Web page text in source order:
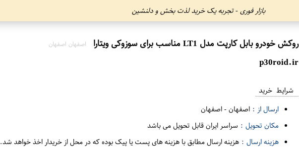
بازار فوری - تجربه یک خرید لذت بخش و دلنشین
روکش خودرو بابل کارپت مدل LT1 مناسب برای سوزوکی ویتارا اصفهان اصفهان
p30roid.ir
شرایط خرید
ارسال از : اصفهان-اصفهان
مکان تحویل : سراسر ایران قابل تحویل می باشد
هزینه ارسال : هزینه ارسال مطابق با هزینه های پست یا پیک بوده که در محل از خریدار اخذ خواهد شد.